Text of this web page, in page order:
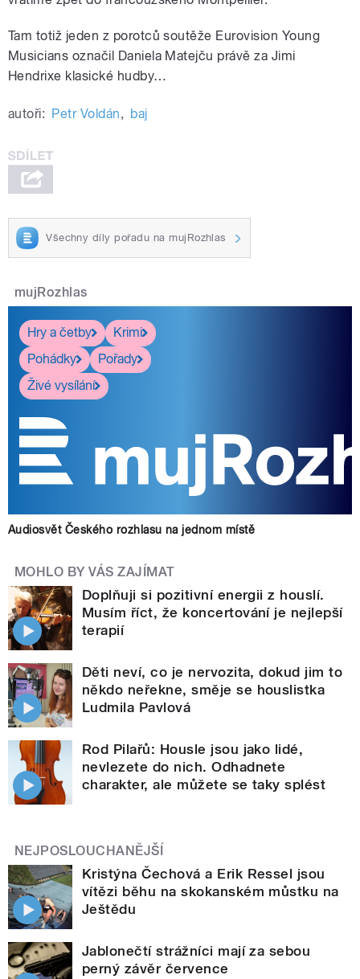
Tam totiž jeden z porotců soutěže Eurovision Young
Musicians označil Daniela Matejču právě za Jimi
Hendrixe klasické hudby…
autoři: Petr Voldán, baj
Všechny díly pořadu na mujRozhlas
mujRozhlas
Hry a četby
Krimi
Pohádky
Pořady
Živé vysílání
Audiosvět Českého rozhlasu na jednom místě
MOHLO BY VÁS ZAJÍMAT
Doplňuji si pozitivní energii z houslí.
Musím říct, že koncertování je nejlepší
terapií
Děti neví, co je nervozita, dokud jim to
někdo neřekne, směje se houslistka
Ludmila Pavlová
Rod Pilařů: Housle jsou jako lidé,
nevlezete do nich. Odhadnete
charakter, ale můžete se taky splést
NEJPOSLOUCHANĚJŠÍ
Kristýna Čechová a Erik Ressel jsou
vítězi běhu na skokanském můstku na
Ještědu
Jablonečtí strážníci mají za sebou
perný závěr července